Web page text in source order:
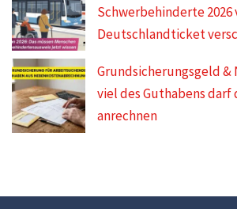
Schwerbehinderte
Deutschlandticket
Grundsicherungsgeld &
viel des Guthabens
anrechnen